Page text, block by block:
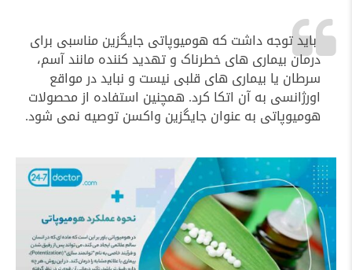
باید توجه داشت که هومیوپاتی جایگزین مناسبی برای
درمان بیماری‌ های خطرناک و تهدید کننده مانند آسم،
سرطان یا بیماری‌ های قلبی نیست و نباید در مواقع
اورژانسی به آن اتکا کرد. همچنین استفاده از محصولات
هومیوپاتی به عنوان جایگزین واکسن توصیه نمی‌ شود.